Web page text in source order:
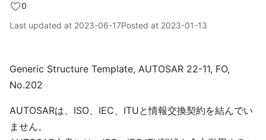
0
Last updated at 2023-06-17Posted at 2023-01-13
Generic Structure Template, AUTOSAR 22-11, FO,
No.202
AUTOSARは、ISO、IEC、ITUと情報交換契約を結んでい
ません。